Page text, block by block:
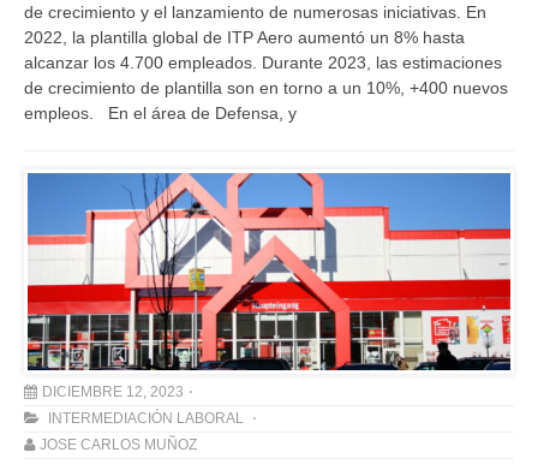
de crecimiento y el lanzamiento de numerosas iniciativas. En
2022, la plantilla global de ITP Aero aumentó un 8% hasta
alcanzar los 4.700 empleados. Durante 2023, las estimaciones
de crecimiento de plantilla son en torno a un 10%, +400 nuevos
empleos. En el área de Defensa, y
DICIEMBRE 12, 2023
INTERMEDIACIÓN LABORAL
JOSE CARLOS MUÑOZ